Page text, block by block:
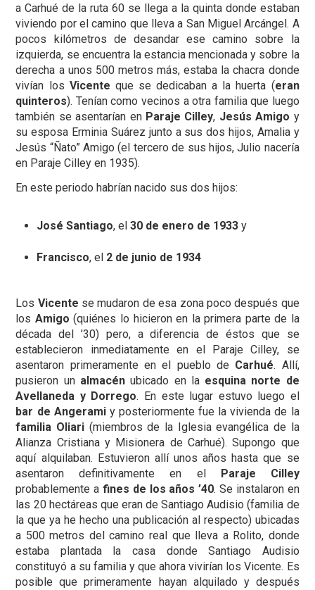
a Carhué de la ruta 60 se llega a la quinta donde estaban
viviendo por el camino que lleva a San Miguel Arcángel. A
pocos kilómetros de desandar ese camino sobre la
izquierda, se encuentra la estancia mencionada y sobre la
derecha a unos 500 metros más, estaba la chacra donde
vivían los Vicente que se dedicaban a la huerta (eran
quinteros). Tenían como vecinos a otra familia que luego
también se asentarían en Paraje Cilley, Jesús Amigo y
su esposa Erminia Suárez junto a sus dos hijos, Amalia y
Jesús “Ñato” Amigo (el tercero de sus hijos, Julio nacería
en Paraje Cilley en 1935).
En este periodo habrían nacido sus dos hijos:
José Santiago, el30 de enero de 1933 y
Francisco, el 2 de junio de 1934
Los Vicente se mudaron de esa zona poco después que
los Amigo(quiénes lo hicieron en la primera parte de la
década del ’30) pero, a diferencia de éstos que se
establecieron inmediatamente en el Paraje Cilley, se
asentaron primeramente en el pueblo de Carhué. Allí,
pusieron unalmacénubicado en la esquina norte de
Avellaneda y Dorrego. En este lugar estuvo luego el
bar de Angeramiy posteriormente fue la vivienda de la
familia Oliari (miembros de la Iglesia evangélica de la
Alianza Cristiana y Misionera de Carhué). Supongo que
aquí alquilaban. Estuvieron allí unos años hasta que se
asentaron definitivamente en el Paraje Cilley
probablemente afines de los años ’40. Se instalaron en
las 20 hectáreas que eran de Santiago Audisio (familia de
la que ya he hecho una publicación al respecto) ubicadas
a 500 metros del camino real que lleva a Rolito, donde
estaba plantada la casa donde Santiago Audisio
constituyó a su familia y que ahora vivirían los Vicente. Es
posible que primeramente hayan alquilado y después